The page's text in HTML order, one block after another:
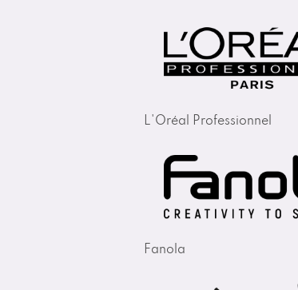
L'Oréal Professionnel
Fanola